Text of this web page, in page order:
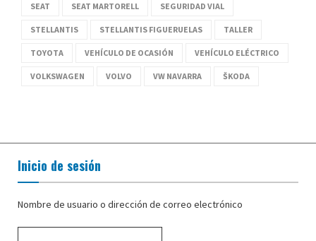
SEAT SEAT MARTORELL SEGURIDAD VIAL
STELLANTIS STELLANTIS FIGUERUELAS TALLER
TOYOTA VEHÍCULO DE OCASIÓN VEHÍCULO ELÉCTRICO
VOLKSWAGEN VOLVO VW NAVARRA ŠKODA
Inicio de sesión
Nombre de usuario o dirección de correo electrónico